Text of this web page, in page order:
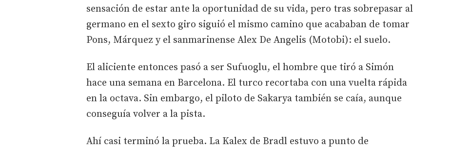
sensación de estar ante la oportunidad de su vida, pero tras sobrepasar al
germano en el sexto giro siguió el mismo camino que acababan de tomar
Pons, Márquez y el sanmarinense Alex De Angelis (Motobi): el suelo.
El aliciente entonces pasó a ser Sufuoglu, el hombre que tiró a Simón
hace una semana en Barcelona. El turco recortaba con una vuelta rápida
en la octava. Sin embargo, el piloto de Sakarya también se caía, aunque
conseguía volver a la pista.
Ahí casi terminó la prueba. La Kalex de Bradl estuvo a punto de